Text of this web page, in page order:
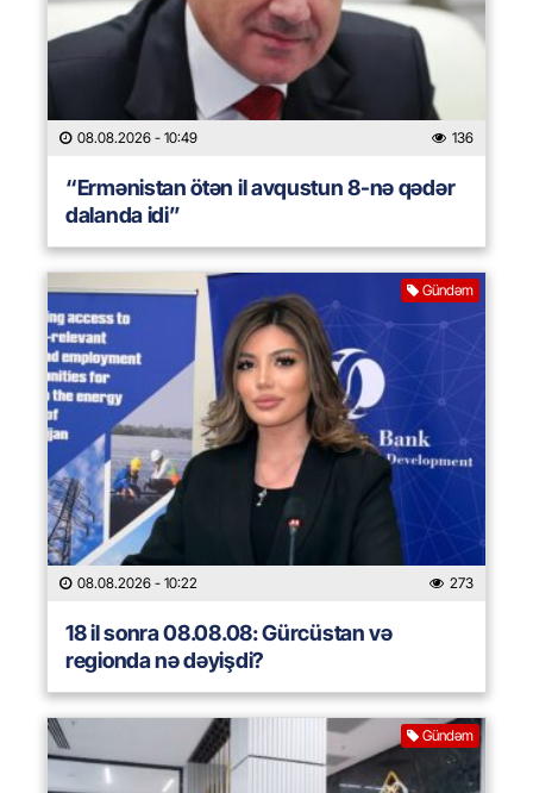
08.08.2026 - 10:49 136
“Ermənistan ötən il avqustun 8-nə qədər
dalanda idi”
Gündəm
08.08.2026 - 10:22 273
18 il sonra 08.08.08: Gürcüstan və
regionda nə dəyişdi?
Gündəm